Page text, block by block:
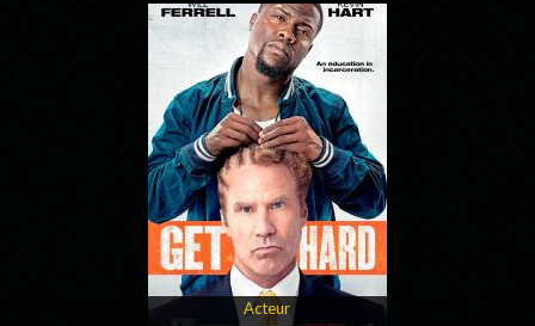
Acteur